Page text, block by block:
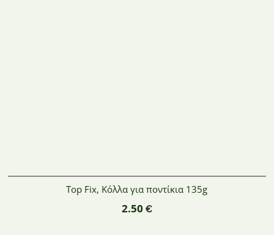
Top Fix, Κόλλα για ποντίκια 135g
2.50 €